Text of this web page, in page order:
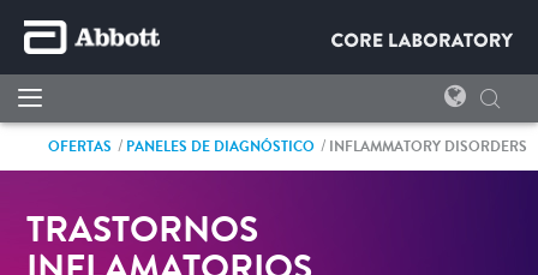
OFERTAS PANELES DE DIAGNÓSTICO INFLAMMATORY DISORDERS
TRASTORNOS